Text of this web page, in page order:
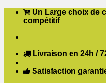
Passer Un Large choix de
compétitif
Livraison en 24h /
Satisfaction